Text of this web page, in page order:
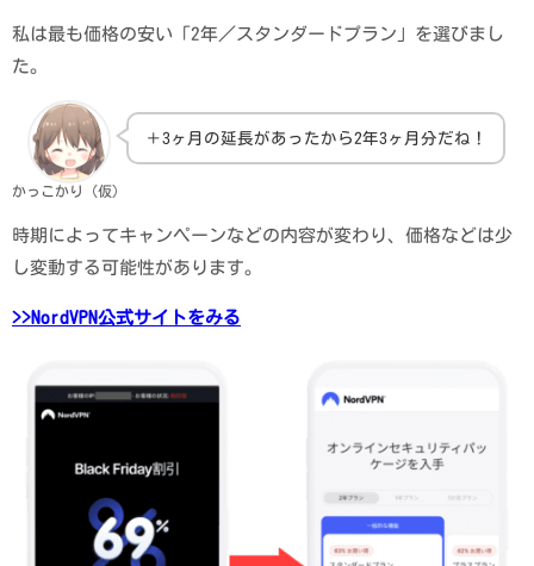
私は最も価格の安い「2年／スタンダードプラン」を選びまし
た。
かっこかり（仮）
＋3ヶ月の延長があったから2年3ヶ月分だね！
時期によってキャンペーンなどの内容が変わり、価格などは少
し変動する可能性があります。
>>NordVPN公式サイトをみる